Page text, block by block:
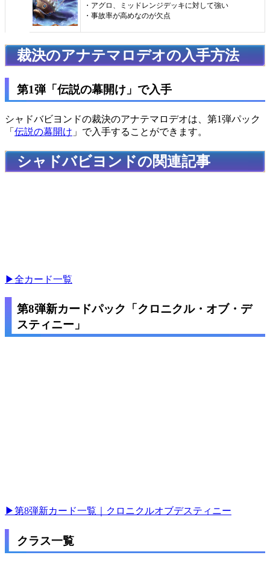
・アグロ、ミッドレンジデッキに対して強い
・事故率が高めなのが欠点
裁決のアナテマロデオの入手方法
第1弾「伝説の幕開け」で入手
シャドバビヨンドの裁決のアナテマロデオは、第1弾パック
「 伝説の幕開け 」で入手することができます。
シャドバビヨンドの関連記事
▶全カード一覧
第8弾新カードパック「クロニクル・オブ・デ
スティニー」
▶第8弾新カード一覧｜クロニクルオブデスティニー
クラス一覧